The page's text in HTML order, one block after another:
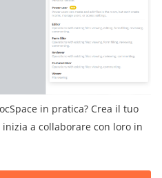
in pratica? Crea il tuo
a collaborare con loro in